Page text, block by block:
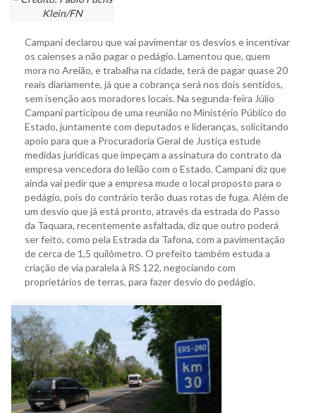
Klein/FN
Campani declarou que vai pavimentar os desvios e incentivar
os caienses a não pagar o pedágio. Lamentou que, quem
mora no Areião, e trabalha na cidade, terá de pagar quase 20
reais diariamente, já que a cobrança será nos dois sentidos,
sem isenção aos moradores locais. Na segunda-feira Júlio
Campani participou de uma reunião no Ministério Público do
Estado, juntamente com deputados e lideranças, solicitando
apoio para que a Procuradoria Geral de Justiça estude
medidas jurídicas que impeçam a assinatura do contrato da
empresa vencedora do leilão com o Estado. Campani diz que
ainda vai pedir que a empresa mude o local proposto para o
pedágio, pois do contrário terão duas rotas de fuga. Além de
um desvio que já está pronto, através da estrada do Passo
da Taquara, recentemente asfaltada, diz que outro poderá
ser feito, como pela Estrada da Tafona, com a pavimentação
de cerca de 1,5 quilômetro. O prefeito também estuda a
criação de via paralela à RS 122, negociando com
proprietários de terras, para fazer desvio do pedágio.